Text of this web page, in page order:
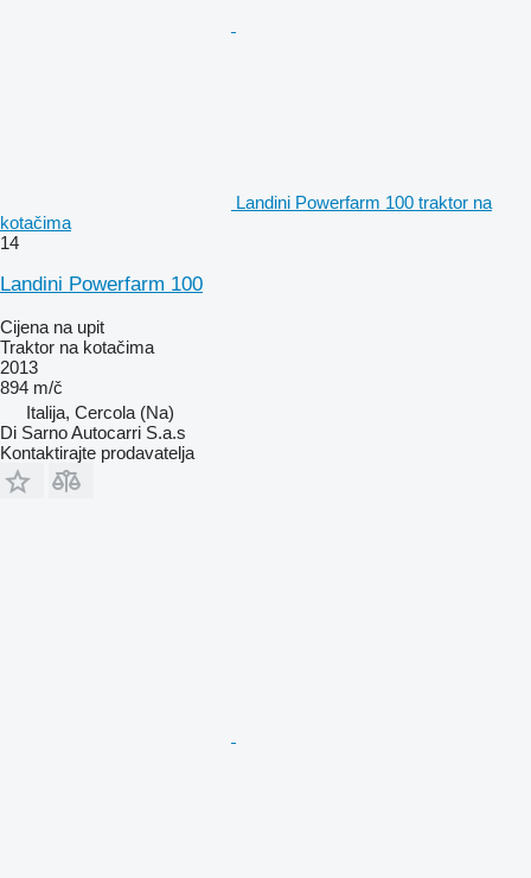
Landini Powerfarm 100 traktor na
kotačima
14
Landini Powerfarm 100
Cijena na upit
Traktor na kotačima
2013
894 m/č
Italija, Cercola (Na)
Di Sarno Autocarri S.a.s
Kontaktirajte prodavatelja